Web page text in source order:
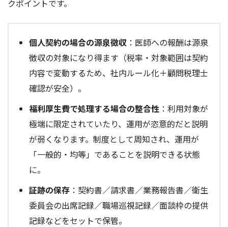
クポイントです。
個人契約の場合の源泉徴収 ：医師への報酬は源泉
徴収の対象になり得ます（税率・対象範囲は契約
内容で変動するため、社内ルール化＋顧問税理士
確認が安全）。
福利厚生費で処理する場合の整合性 ：利用対象が
極端に限定されていたり、運用が恣意的だと説明
が弱くなります。制度として周知され、運用が
「一般的・均等」であることを説明できる状態
に。
証跡の保存 ：契約書／請求書／業務報告書／衛生
委員会の出席記録／職場巡視記録／面談枠の提供
記録などをセットで保管。